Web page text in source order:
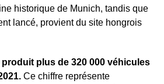
historique de Munich, tandis que
lancé, provient du site hongrois
produit plus de 320 000 véhicules
Ce chiffre représente